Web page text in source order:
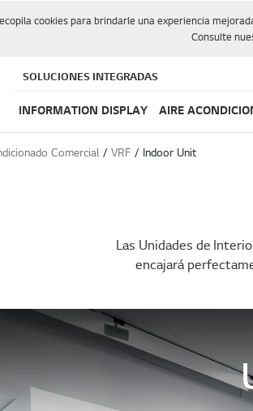
cookies para brindarle una experiencia
Consulte
SOLUCIONES INTEGRADAS
INFORMATION DISPLAY AIRE
Comercial VRF Indoor Unit
Las Unidades de
encajará